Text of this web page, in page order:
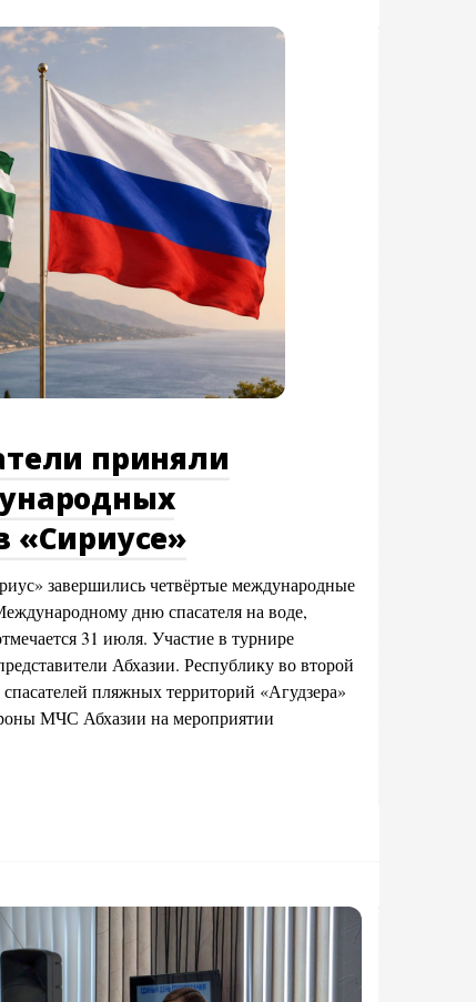
приняли
«Сириусе»
завершились четвёртые международные
дню спасателя на воде,
31 июля. Участие в турнире
Абхазии. Республику во второй
пляжных территорий «Агудзера»
МЧС Абхазии на мероприятии